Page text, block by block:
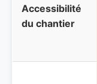
Accessibilité
du chantier